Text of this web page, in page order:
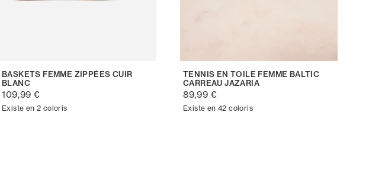
BASKETS FEMME ZIPPÉES CUIR
BLANC
109,99 €
Existe en 2 coloris
TENNIS EN TOILE FEMME BALTIC
CARREAU JAZARIA
89,99 €
Existe en 42 coloris